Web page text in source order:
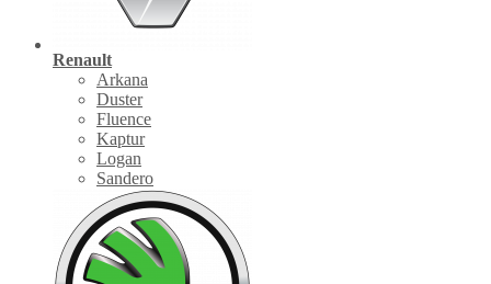
Renault
Arkana
Duster
Fluence
Kaptur
Logan
Sandero